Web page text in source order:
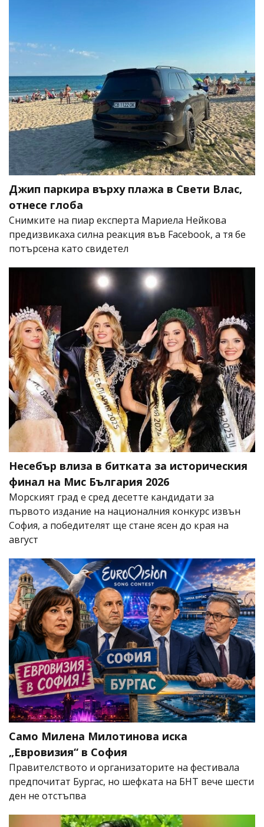
Джип паркира върху плажа в Свети Влас,
отнесе глоба
Снимките на пиар експерта Мариела Нейкова
предизвикаха силна реакция във Facebook, а тя бе
потърсена като свидетел
Несебър влиза в битката за историческия
финал на Мис България 2026
Морският град е сред десетте кандидати за
първото издание на националния конкурс извън
София, а победителят ще стане ясен до края на
август
Само Милена Милотинова иска
„Евровизия“ в София
Правителството и организаторите на фестивала
предпочитат Бургас, но шефката на БНТ вече шести
ден не отстъпва